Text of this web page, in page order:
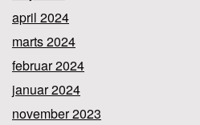
april 2024
marts 2024
februar 2024
januar 2024
november 2023